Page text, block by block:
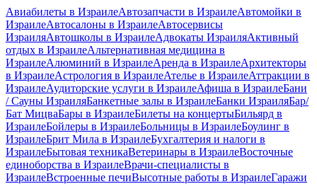
Авиабилеты в ИзраилеАвтозапчасти в ИзраилеАвтомойки в
ИзраилеАвтосалоны в ИзраилеАвтосервисы
ИзраиляАвтошколы в ИзраилеАдвокаты ИзраиляАктивный
отдых в ИзраилеАльтернативная медицина в
ИзраилеАлюминий в ИзраилеАренда в ИзраилеАрхитекторы
в ИзраилеАстрология в ИзраилеАтелье в ИзраилеАттракции в
ИзраилеАудиторские услуги в ИзраилеАфиша в ИзраилеБани
/ Сауны ИзраиляБанкетные залы в ИзраилеБанки ИзраиляБар/
Бат МицваБары в ИзраилеБилеты на концертыБильярд в
ИзраилеБойлеры в ИзраилеБольницы в ИзраилеБоулинг в
ИзраилеБрит Мила в ИзраилеБухгалтерия и налоги в
ИзраилеБытовая техникаВетеринары в ИзраилеВосточные
единоборства в ИзраилеВрачи-специалисты в
ИзраилеВстроенные печиВысотные работы в ИзраилеГаражи